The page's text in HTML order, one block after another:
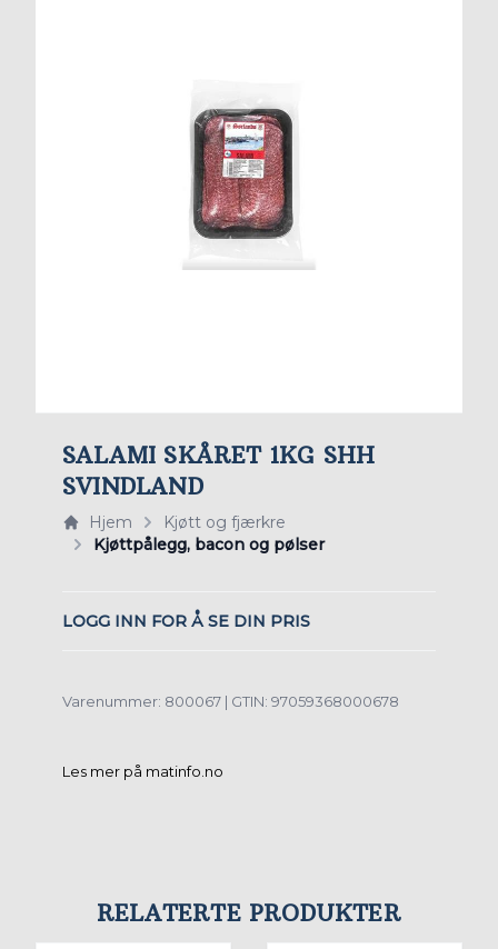
SALAMI SKÅRET 1KG SHH
SVINDLAND
Hjem
Kjøtt og fjærkre
Kjøttpålegg, bacon og pølser
LOGG INN FOR Å SE DIN PRIS
Varenummer: 800067 | GTIN: 97059368000678
Les mer på matinfo.no
RELATERTE PRODUKTER